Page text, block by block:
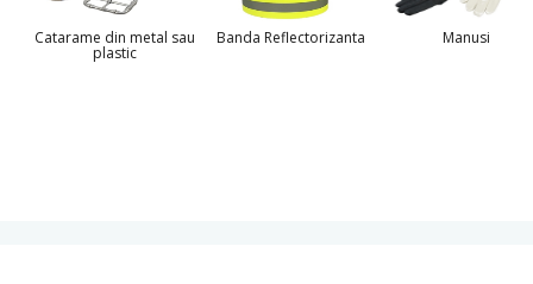
Catarame din metal sau
plastic
Banda Reflectorizanta Manusi